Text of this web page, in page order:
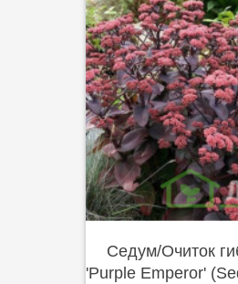
Седум/Очиток
'Purple Emperor'